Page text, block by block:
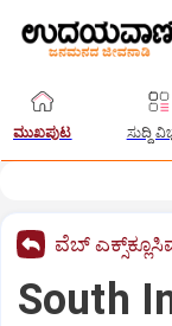
ಮುಖಪುಟ ಸುದ್ದಿ
ವೆಬ್
South